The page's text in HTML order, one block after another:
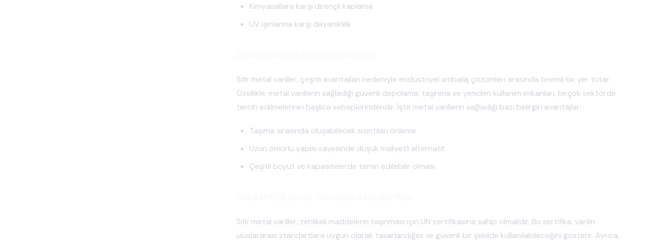
Kimyasallara karşı dirençli kaplama
UV ışınlarına karşı dayanıklılık
Sıfır metal variller, çeşitli avantajları nedeniyle endüstriyel ambalaj çözümleri arasında önemli bir yer tutar.
Özellikle, metal varillerin sağladığı güvenli depolama, taşınma ve yeniden kullanım imkanları, birçok sektörde
tercih edilmelerinin başlıca sebeplerindendir. İşte metal varillerin sağladığı bazı belirgin avantajlar:
Taşıma sırasında oluşabilecek sızıntıları önleme
Uzun ömürlü yapısı sayesinde düşük maliyetli alternatif
Çeşitli boyut ve kapasitelerde temin edilebilir olması
Sıfır metal variller, tehlikeli maddelerin taşınması için UN sertifikasına sahip olmalıdır. Bu sertifika, varilin
uluslararası standartlara uygun olarak tasarlandığını ve güvenli bir şekilde kullanılabileceğini gösterir. Ayrıca,